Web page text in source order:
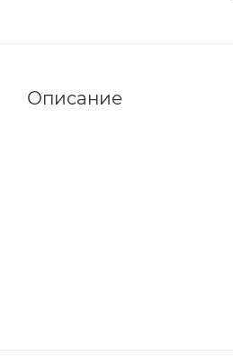
Описание